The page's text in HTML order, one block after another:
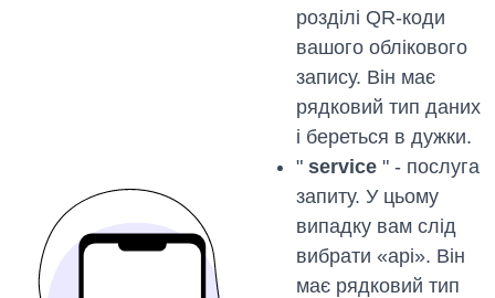
розділі QR-коди
вашого облікового
запису. Він має
рядковий тип даних
і береться в дужки.
" service " - послуга
запиту. У цьому
випадку вам слід
вибрати «api». Він
має рядковий тип